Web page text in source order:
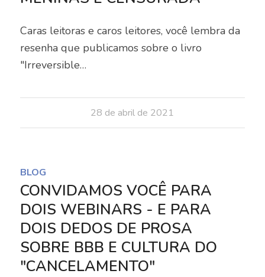
Caras leitoras e caros leitores, você lembra da
resenha que publicamos sobre o livro
"Irreversible…
28 de abril de 2021
BLOG
CONVIDAMOS VOCÊ PARA
DOIS WEBINARS - E PARA
DOIS DEDOS DE PROSA
SOBRE BBB E CULTURA DO
"CANCELAMENTO"